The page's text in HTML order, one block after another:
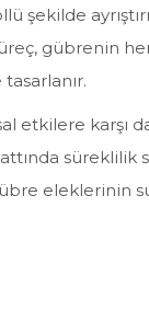
gübrenin
karşı
süreklilik
eleklerinin